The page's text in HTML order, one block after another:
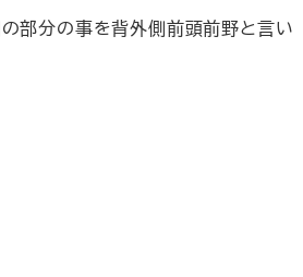
部分の事を背外側前頭前野と言い